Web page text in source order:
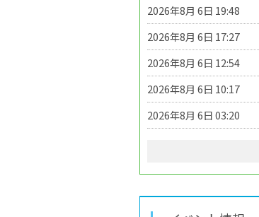
2026年8月 6日 19:48
2026年8月 6日 17:27
2026年8月 6日 12:54
2026年8月 6日 10:17
2026年8月 6日 03:20